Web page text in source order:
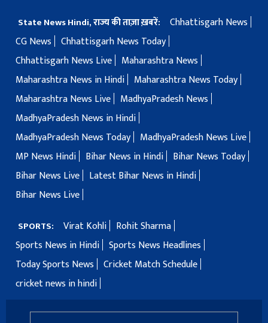
State News Hindi, राज्य की ताज़ा ख़बरें:
Chhattisgarh News
CG News
Chhattisgarh News Today
Chhattisgarh News Live
Maharashtra News
Maharashtra News in Hindi
Maharashtra News Today
Maharashtra News Live
MadhyaPradesh News
MadhyaPradesh News in Hindi
MadhyaPradesh News Today
MadhyaPradesh News Live
MP News Hindi
Bihar News in Hindi
Bihar News Today
Bihar News Live
Latest Bihar News in Hindi
Bihar News Live
SPORTS: Virat Kohli
Rohit Sharma
Sports News in Hindi Sports News Headlines
Today Sports News
Cricket Match Schedule
cricket news in hindi